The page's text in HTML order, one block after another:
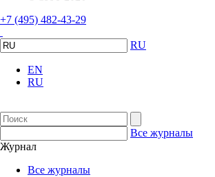
+7 (495) 482-43-29
RU
EN
RU
Все журналы
Журнал
Все журналы